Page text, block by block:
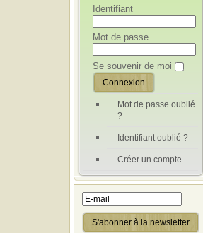
Identifiant
Mot de passe
Se souvenir de moi
Mot de passe oublié
?
Identifiant oublié ?
Créer un compte